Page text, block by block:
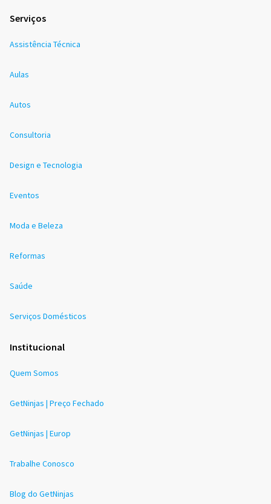
Serviços
Assistência Técnica
Aulas
Autos
Consultoria
Design e Tecnologia
Eventos
Moda e Beleza
Reformas
Saúde
Serviços Domésticos
Institucional
Quem Somos
GetNinjas | Preço Fechado
GetNinjas | Europ
Trabalhe Conosco
Blog do GetNinjas